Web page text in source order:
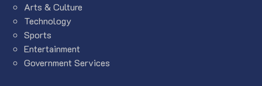
Arts & Culture
Technology
Sports
Entertainment
Government Services